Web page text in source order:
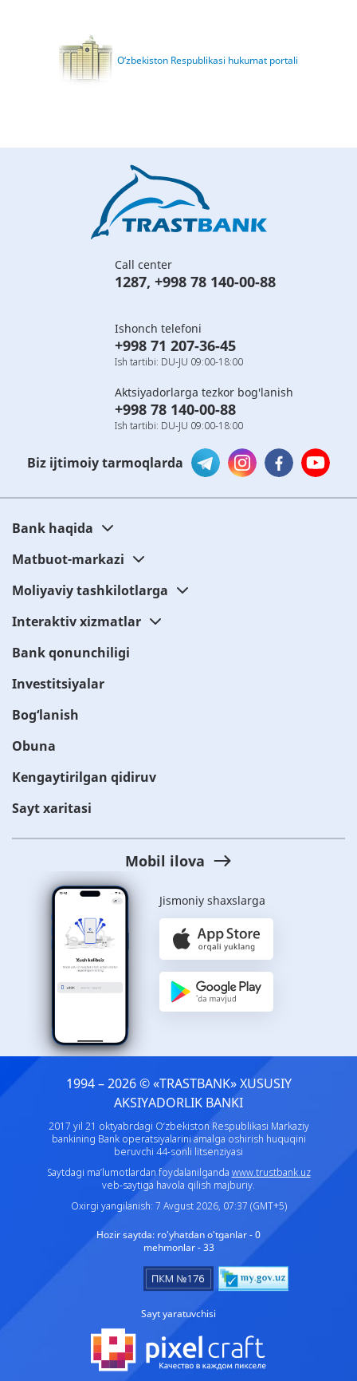
O‘zbekiston Respublikasi hukumat portali
Call center
1287, +998 78 140-00-88
Ishonch telefoni
+998 71 207-36-45
Ish tartibi: DU-JU 09:00-18:00
Aktsiyadorlarga tezkor bog'lanish
+998 78 140-00-88
Ish tartibi: DU-JU 09:00-18:00
Biz ijtimoiy tarmoqlarda
Bank haqida
Matbuot-markazi
Moliyaviy tashkilotlarga
Interaktiv xizmatlar
Bank qonunchiligi
Investitsiyalar
Bog‘lanish
Obuna
Kengaytirilgan qidiruv
Sayt xaritasi
Mobil ilova
Jismoniy shaxslarga
1994 – 2026 © «TRASTBANK» ХUSUSIY
AKSIYADORLIK BANKI
2017 yil 21 oktyabrdagi O‘zbekiston Respublikasi Markaziy
bankining Bank operatsiyalarini amalga oshirish huquqini
beruvchi 44-sonli litsenziyasi
Saytdagi ma’lumotlardan foydalanilganda www.trustbank.uz
veb-saytiga havola qilish majburiy.
Oxirgi yangilanish: 7 Avgust 2026, 07:37 (GMT+5)
Hozir saytda: ro'yhatdan o'tganlar - 0
mehmonlar - 33
Sayt yaratuvchisi